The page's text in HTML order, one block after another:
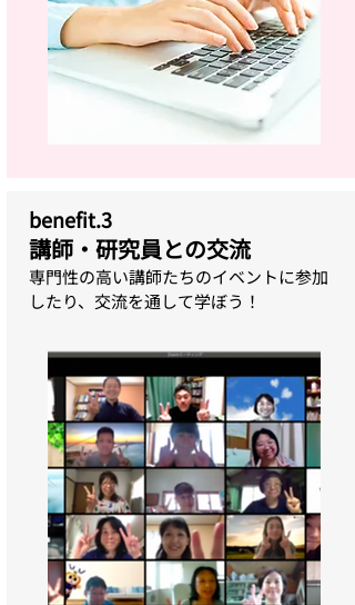
​benefit.3
講師・研究員との交流
専門性の高い講師たちのイベントに参加
したり、交流を通して学ぼう！